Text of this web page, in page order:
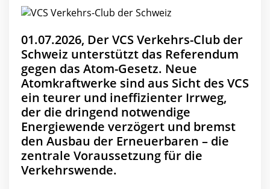
01.07.2026, Der VCS Verkehrs-Club der
Schweiz unterstützt das Referendum
gegen das Atom-Gesetz. Neue
Atomkraftwerke sind aus Sicht des VCS
ein teurer und ineffizienter Irrweg,
der die dringend notwendige
Energiewende verzögert und bremst
den Ausbau der Erneuerbaren – die
zentrale Voraussetzung für die
Verkehrswende.